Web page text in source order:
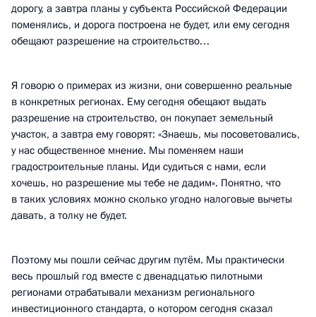
дорогу, а завтра планы у субъекта Российской Федерации
поменялись, и дорога построена не будет, или ему сегодня
обещают разрешение на строительство…
Я говорю о примерах из жизни, они совершенно реальные
в конкретных регионах. Ему сегодня обещают выдать
разрешение на строительство, он покупает земельный
участок, а завтра ему говорят: «Знаешь, мы посоветовались,
у нас общественное мнение. Мы поменяем наши
градостроительные планы. Иди судиться с нами, если
хочешь, но разрешение мы тебе не дадим». Понятно, что
в таких условиях можно сколько угодно налоговые вычеты
давать, а толку не будет.
Поэтому мы пошли сейчас другим путём. Мы практически
весь прошлый год вместе с двенадцатью пилотными
регионами отрабатывали механизм регионального
инвестиционного стандарта, о котором сегодня сказал